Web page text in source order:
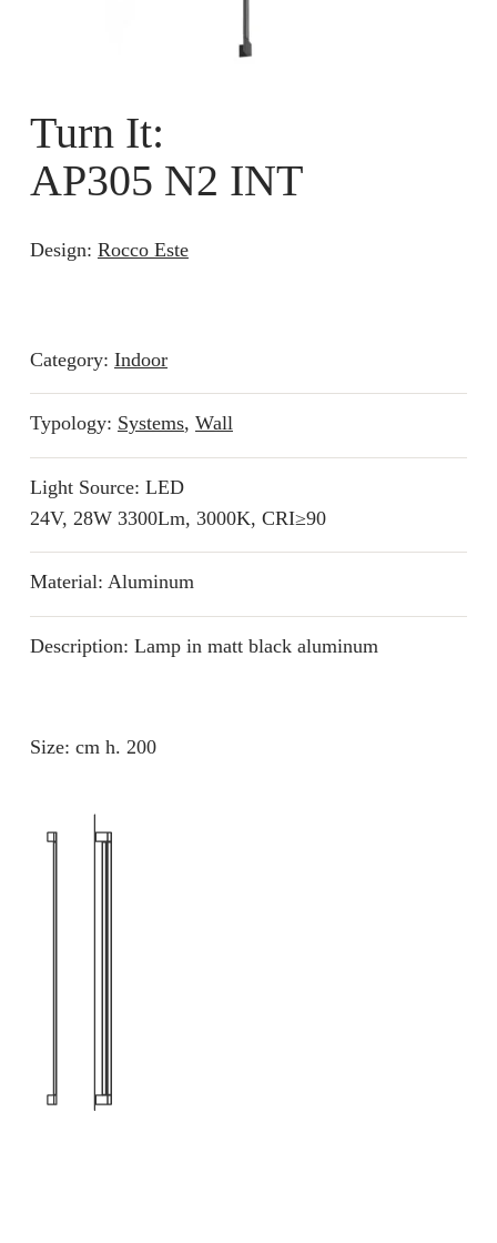
Turn It:
AP305 N2 INT
Design: Rocco Este
Category: Indoor
Typology: Systems, Wall
Light Source: LED
24V, 28W 3300Lm, 3000K, CRI≥90
Material: Aluminum
Description: Lamp in matt black aluminum
Size: cm h. 200